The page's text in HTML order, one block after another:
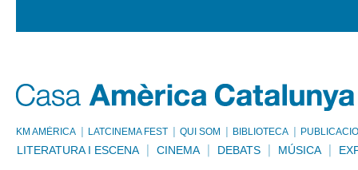
KM AMÈRICA LATCINEMA FEST QUI SOM BIBLIOTECA
LITERATURA I ESCENA CINEMA DEBATS MÚSICA